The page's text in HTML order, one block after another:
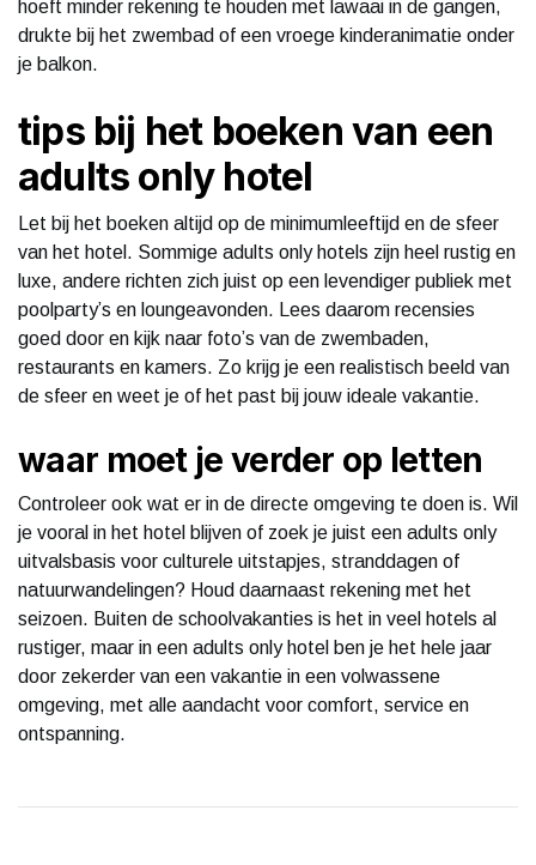
hoeft minder rekening te houden met lawaai in de gangen,
drukte bij het zwembad of een vroege kinderanimatie onder
je balkon.
tips bij het boeken van een
adults only hotel
Let bij het boeken altijd op de minimumleeftijd en de sfeer
van het hotel. Sommige adults only hotels zijn heel rustig en
luxe, andere richten zich juist op een levendiger publiek met
poolparty’s en loungeavonden. Lees daarom recensies
goed door en kijk naar foto’s van de zwembaden,
restaurants en kamers. Zo krijg je een realistisch beeld van
de sfeer en weet je of het past bij jouw ideale vakantie.
waar moet je verder op letten
Controleer ook wat er in de directe omgeving te doen is. Wil
je vooral in het hotel blijven of zoek je juist een adults only
uitvalsbasis voor culturele uitstapjes, stranddagen of
natuurwandelingen? Houd daarnaast rekening met het
seizoen. Buiten de schoolvakanties is het in veel hotels al
rustiger, maar in een adults only hotel ben je het hele jaar
door zekerder van een vakantie in een volwassene
omgeving, met alle aandacht voor comfort, service en
ontspanning.